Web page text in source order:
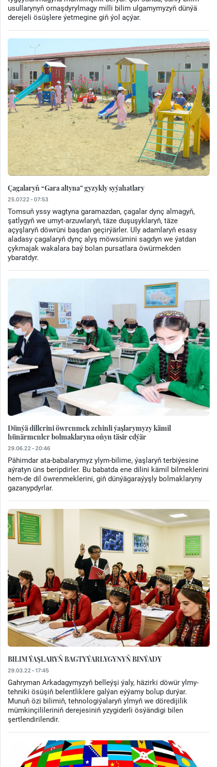
usullarynyň ornaşdyrylmagy milli bilim ulgamymyzyň dünýä
derejeli ösüşlere ýetmegine giň ýol açýar.
Çagalaryň “Gara altyna” gyzykly syýahatlary
25.07.22 - 07:53
Tomsuň yssy wagtyna garamazdan, çagalar dynç almagyň,
şatlygyň we umyt-arzuwlaryň, täze duşuşyklaryň, täze
açyşlaryň döwrüni başdan geçirýärler. Uly adamlaryň esasy
aladasy çagalaryň dynç alyş möwsümini sagdyn we ýatdan
çykmajak wakalara baý bolan pursatlara öwürmekden
ybaratdyr.
Dünýä dillerini öwrenmek zehinli ýaşlarymyzy kämil
hünärmenler bolmaklaryna oňyn täsir edýär
29.06.22 - 20:46
Pähimdar ata-babalarymyz ylym-bilime, ýaşlaryň terbiýesine
aýratyn üns beripdirler. Bu babatda ene dilini kämil bilmeklerini
hem-de dil öwrenmeklerini, giň dünýägaraýyşly bolmaklaryny
gazanypdyrlar.
BILIM ÝAŞLARYŇ BAGTYÝARLYGYNYŇ BINÝADY
29.03.22 - 17:45
Gahryman Arkadagymyzyň belleýşi ýaly, häzirki döwür ylmy-
tehniki ösüşiň belentliklere galýan eýýamy bolup durýar.
Munuň özi bilimiň, tehnologiýalaryň ylmyň we döredijilik
mümkinçilileriniň derejesiniň yzygiderli ösýändigi bilen
şertlendirilendir.